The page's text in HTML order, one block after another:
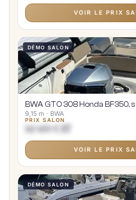
VOIR LE PRIX
DÉMO SALON
BWA GTO 308 Honda BF350,
9,15 m · BWA
PRIX SALON
143 600 € HT
VOIR LE PRIX
DÉMO SALON